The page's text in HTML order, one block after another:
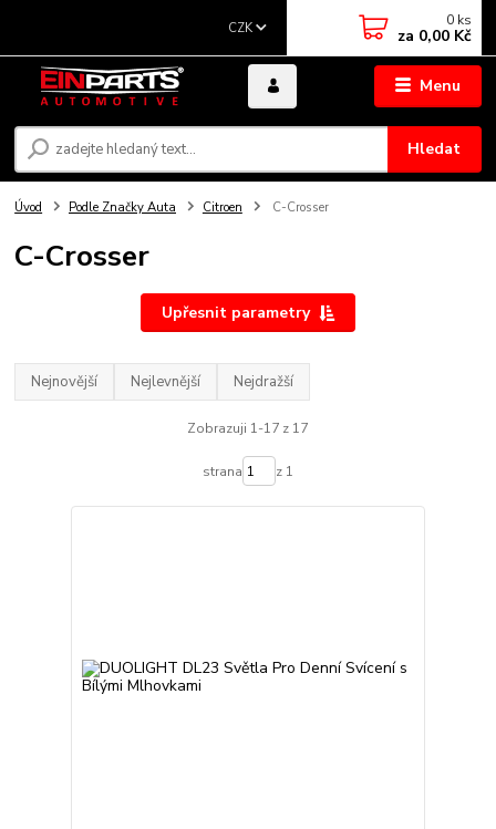
Menu
CZK
Hledat
0 ks
za 0,00 Kč
Úvod Podle Značky Auta Citroen C-Crosser
C-Crosser
Upřesnit parametry
Nejnovější Nejlevnější Nejdražší
Zobrazuji 1-17 z 17
strana z 1